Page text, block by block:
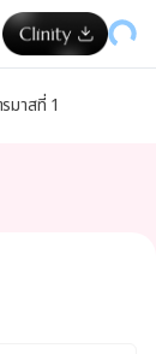
มาสที่ 1